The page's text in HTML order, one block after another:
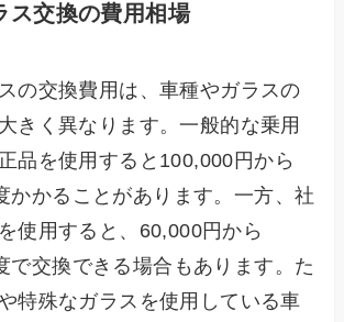
ス交換の費用相場
の交換費用は、車種やガラスの
きく異なります。一般的な乗用
品を使用すると100,000円から
かかることがあります。一方、社
使用すると、60,000円から
で交換できる場合もあります。た
特殊なガラスを使用している車